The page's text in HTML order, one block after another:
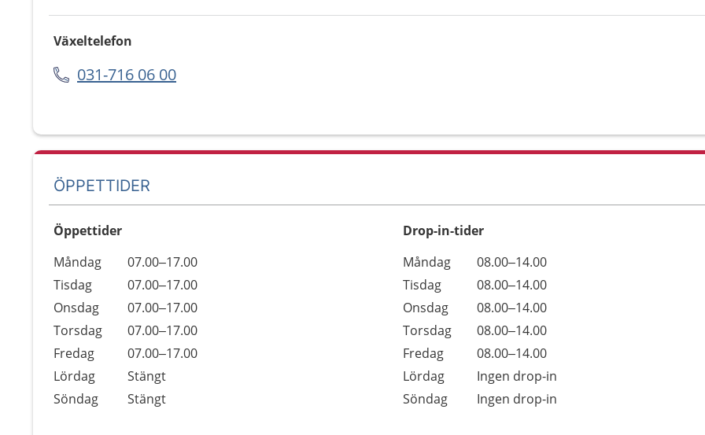
Växeltelefon
031-716 06 00
ÖPPETTIDER
Öppettider
Dag
Öppettider
Kommentarer
Måndag
07.00–17.00
Tisdag
07.00–17.00
Onsdag
07.00–17.00
Torsdag
07.00–17.00
Fredag
07.00–17.00
Lördag
Stängt
Söndag
Stängt
Drop-in-tider
Måndag
08.00–14.00
Tisdag
08.00–14.00
Onsdag
08.00–14.00
Torsdag
08.00–14.00
Fredag
08.00–14.00
Lördag
Ingen drop-in
Söndag
Ingen drop-in